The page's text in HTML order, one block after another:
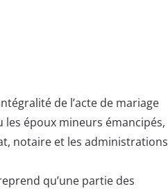
de l’acte de mariage
les époux mineurs émancipés,
notaire et les administrations
qu’une partie des